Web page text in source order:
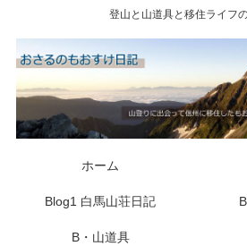
登山と山道具と移住ライフ
ホーム
Blog1 白馬山荘日記
B・山道具